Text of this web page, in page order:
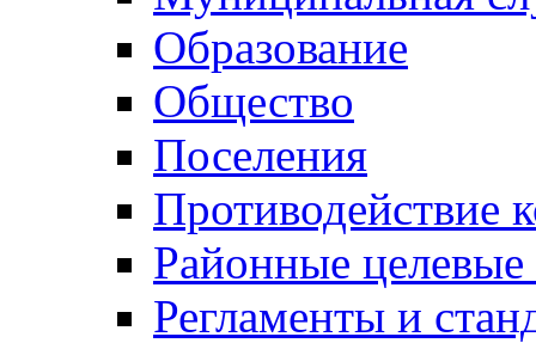
Образование
Общество
Поселения
Противодействие
Районные
Регламенты и